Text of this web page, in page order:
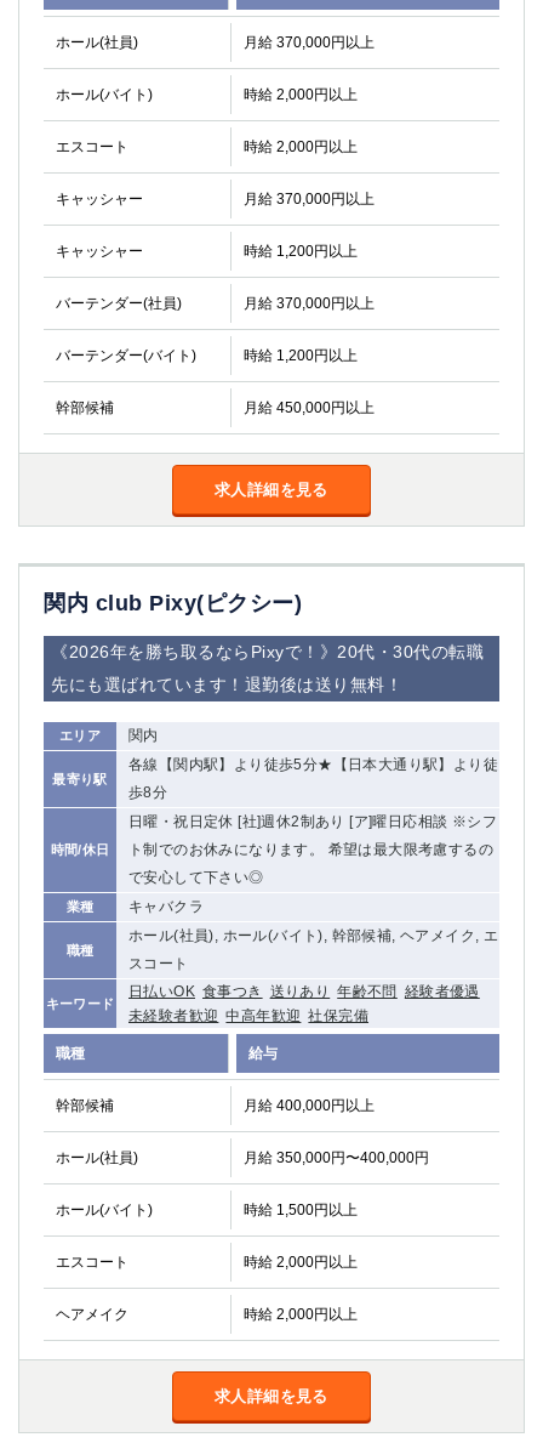
ホール(社員) 月給 370,000円以上
ホール(バイト) 時給 2,000円以上
エスコート 時給 2,000円以上
キャッシャー 月給 370,000円以上
キャッシャー 時給 1,200円以上
バーテンダー(社員) 月給 370,000円以上
バーテンダー(バイト) 時給 1,200円以上
幹部候補 月給 450,000円以上
求人詳細を見る
関内 club Pixy(ピクシー)
《2026年を勝ち取るならPixyで！》20代・30代の転職
先にも選ばれています！退勤後は送り無料！
エリア 関内
最寄り駅
各線【関内駅】より徒歩5分★【日本大通り駅】より徒
歩8分
時間/休日
日曜・祝日定休 [社]週休2制あり [ア]曜日応相談 ※シフ
ト制でのお休みになります。 希望は最大限考慮するの
で安心して下さい◎
業種 キャバクラ
職種
ホール(社員), ホール(バイト), 幹部候補, ヘアメイク, エ
スコート
キーワード
日払いOK 食事つき 送りあり 年齢不問 経験者優遇
未経験者歓迎 中高年歓迎 社保完備
職種 給与
幹部候補 月給 400,000円以上
ホール(社員) 月給 350,000円〜400,000円
ホール(バイト) 時給 1,500円以上
エスコート 時給 2,000円以上
ヘアメイク 時給 2,000円以上
求人詳細を見る